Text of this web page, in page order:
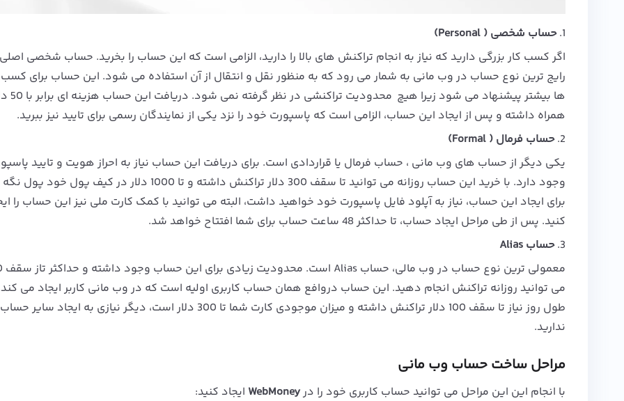
1. حساب شخصی ( Personal)
اگر کسب کار بزرگی دارید که نیاز به انجام تراکنش های بالا را دارید، الزامی است که این حساب را بخرید. حساب شخصی
رایج ترین نوع حساب در وب مانی به شمار می رود که به منظور نقل و انتقال از آن استفاده می شود. این حساب برای کسب
ها بیشتر
همراه داشته و پس از ایجاد این حساب، الزامی است که پاسپورت خود را نزد یکی از نمایندگان رسمی برای تایید نیز ببرید.
2. حساب فرمال ( Formal)
یکی دیگر از حساب های وب مانی ، حساب فرمال یا قراردادی است. برای دریافت این حساب نیاز به احراز هویت و تایید
وجود دارد. با خرید این حساب روزانه می توانید تا سقف 300 دلار تراکنش داشته و تا 1000 دلار در کیف
برای ایجاد این حساب، نیاز به آپلود فایل پاسپورت خود خواهید داشت، البته می توانید با کمک کارت ملی نیز این حساب را
کنید. پس از طی مراحل ایجاد حساب، تا حداکثر 48 ساعت حساب برای شما افتتاح خواهد شد.
3. حساب Alias
می توانید روزانه تراکنش انجام دهید. این حساب دروافع همان حساب کاربری اولیه است که در وب مانی کاربر ایجاد می
طول روز نیاز تا سقف 100 دلار تراکنش داشته و میزان موجودی کارت شما تا 300 دلار است، دیگر نیازی به ایجاد
ندارید.
مراحل ساخت حساب وب مانی
با انجام این این مراحل می توانید حساب کاربری خود را درWebMoney ایجاد کنید: